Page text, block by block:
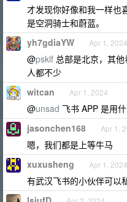
才发现你好像和我一样也
是空洞骑士和蔚蓝。
yh7gdiaYW Apr 1, 2024
@psklf 总部是北京，其
人都不少
witcan Apr 1, 2024
@unsad 飞书 APP 是用
jasonchen168 Apr 1,
嗯，我们都是上等牛马
xuxusheng Apr 1, 2024
有武汉飞书的小伙伴可以